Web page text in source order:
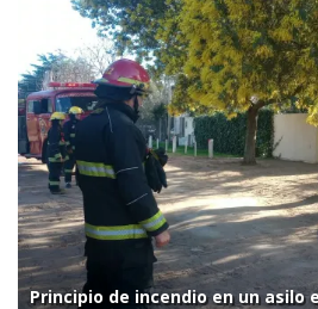
Principio de incendio en un asilo